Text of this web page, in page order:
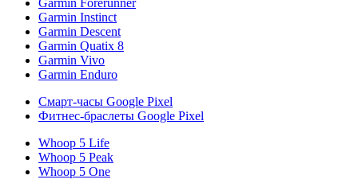
Garmin Forerunner
Garmin Instinct
Garmin Descent
Garmin Quatix 8
Garmin Vivo
Garmin Enduro
Смарт-часы Google Pixel
Фитнес-браслеты Google Pixel
Whoop 5 Life
Whoop 5 Peak
Whoop 5 One